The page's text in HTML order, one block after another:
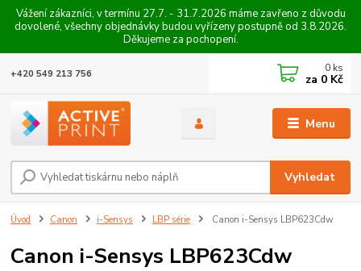
Vážení zákazníci, v termínu 27.7. - 31.7.2026 máme zavřeno z důvodu
dovolené, všechny objednávky budou vyřízeny postupně od 3.8.2026.
Děkujeme za pochopení.
Menu
Vyhledat
+420 549 213 756 0 ks
za 0 Kč
Úvod Canon i-Sensys LBP série Canon i-Sensys LBP623Cdw
Canon i-Sensys LBP623Cdw